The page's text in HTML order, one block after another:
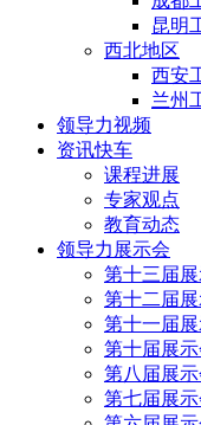
昆明
西北地区
西安
兰州
领导力视频
资讯快车
课程进展
专家观点
教育动态
领导力展示会
第十三届
第十二届
第十一届
第十届展示
第八届展示
第七届展示